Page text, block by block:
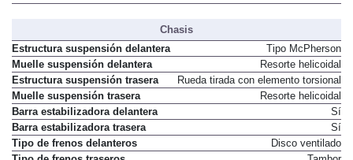
Chasis
Estructura suspensión delantera
Tipo McPherson
Muelle suspensión delantera
Resorte helicoidal
Estructura suspensión trasera
Rueda tirada con elemento torsional
Muelle suspensión trasera
Resorte helicoidal
Barra estabilizadora delantera
Sí
Barra estabilizadora trasera
Sí
Tipo de frenos delanteros
Disco ventilado